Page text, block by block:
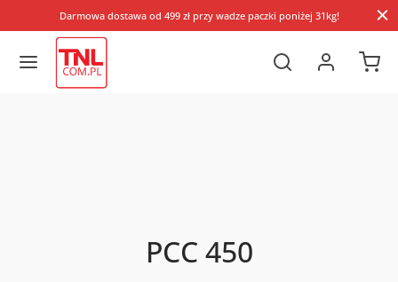
Darmowa dostawa od 499 zł przy wadze paczki poniżej 31kg!
PCC 450